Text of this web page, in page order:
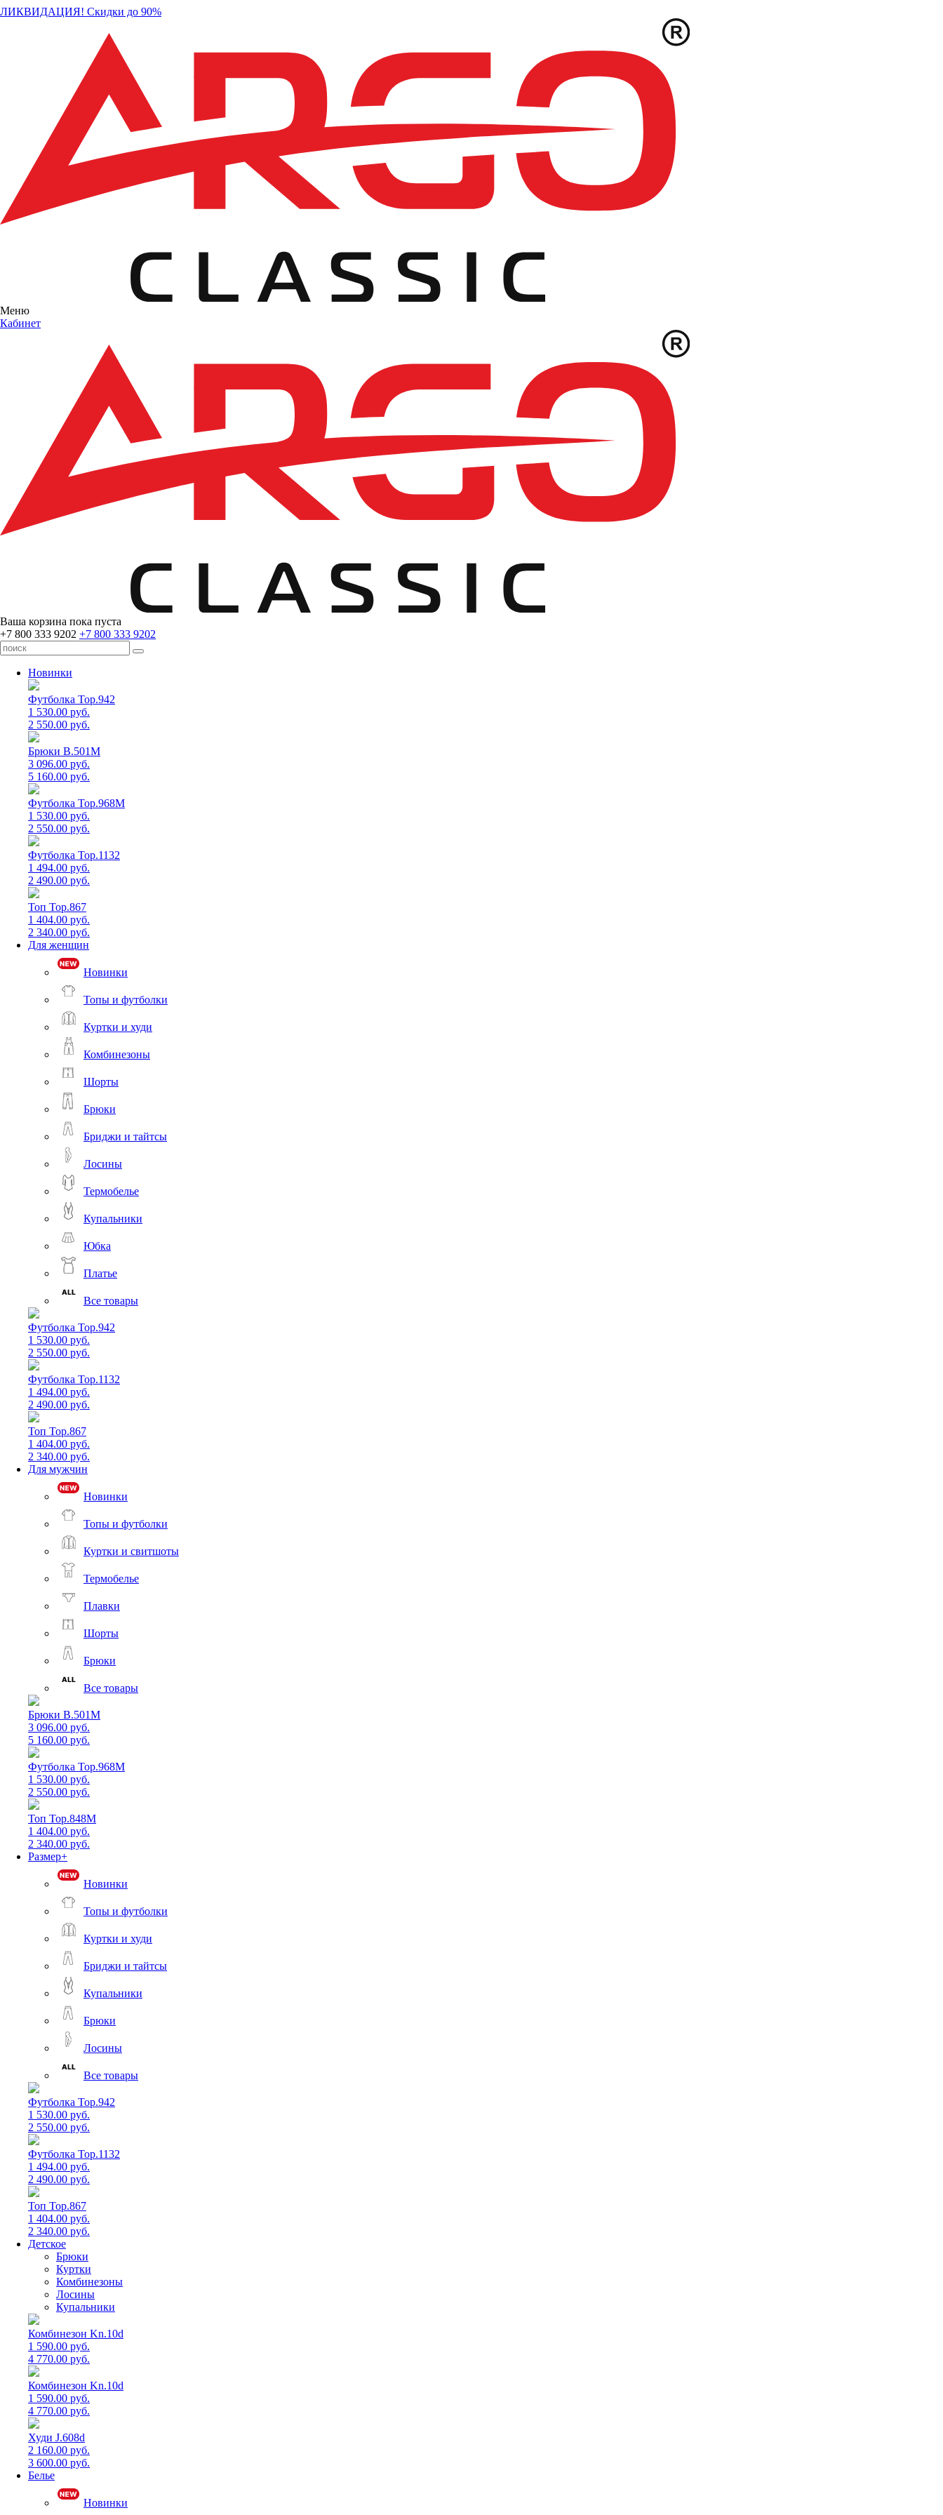
ЛИКВИДАЦИЯ! Скидки до 90%
Меню
Кабинет
Ваша корзина пока пуста
+7 800 333 9202 +7 800 333 9202
Новинки
Футболка Top.942
1 530.00 руб.
2 550.00 руб.
Брюки B.501M
3 096.00 руб.
5 160.00 руб.
Футболка Top.968M
1 530.00 руб.
2 550.00 руб.
Футболка Top.1132
1 494.00 руб.
2 490.00 руб.
Топ Top.867
1 404.00 руб.
2 340.00 руб.
Для женщин
Новинки
Топы и футболки
Куртки и худи
Комбинезоны
Шорты
Брюки
Бриджи и тайтсы
Лосины
Термобелье
Купальники
Юбка
Платье
Все товары
Футболка Top.942
1 530.00 руб.
2 550.00 руб.
Футболка Top.1132
1 494.00 руб.
2 490.00 руб.
Топ Top.867
1 404.00 руб.
2 340.00 руб.
Для мужчин
Новинки
Топы и футболки
Куртки и свитшоты
Термобелье
Плавки
Шорты
Брюки
Все товары
Брюки B.501M
3 096.00 руб.
5 160.00 руб.
Футболка Top.968M
1 530.00 руб.
2 550.00 руб.
Топ Top.848M
1 404.00 руб.
2 340.00 руб.
Размер+
Новинки
Топы и футболки
Куртки и худи
Бриджи и тайтсы
Купальники
Брюки
Лосины
Все товары
Футболка Top.942
1 530.00 руб.
2 550.00 руб.
Футболка Top.1132
1 494.00 руб.
2 490.00 руб.
Топ Top.867
1 404.00 руб.
2 340.00 руб.
Детское
Брюки
Куртки
Комбинезоны
Лосины
Купальники
Комбинезон Kn.10d
1 590.00 руб.
4 770.00 руб.
Комбинезон Kn.10d
1 590.00 руб.
4 770.00 руб.
Худи J.608d
2 160.00 руб.
3 600.00 руб.
Белье
Новинки